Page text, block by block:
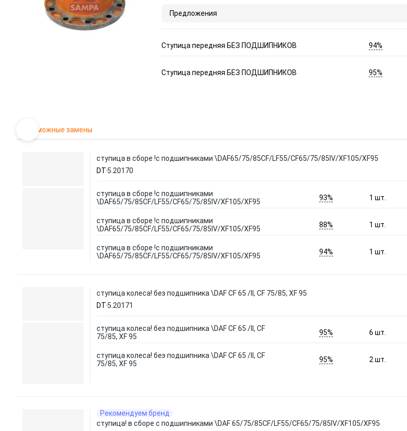
Предложения
Ступица передняя БЕЗ ПОДШИПНИКОВ 94%
Ступица передняя БЕЗ ПОДШИПНИКОВ 95%
Возможные замены
ступица в сборе !с подшипниками \DAF65/75/85CF/LF55/CF65/75/85IV/XF105/XF95
DT 5.20170
ступица в сборе !с подшипниками
\DAF65/75/85CF/LF55/CF65/75/85IV/XF105/XF95
93% 1шт.
ступица в сборе !с подшипниками
\DAF65/75/85CF/LF55/CF65/75/85IV/XF105/XF95
88% 1шт.
ступица в сборе !с подшипниками
\DAF65/75/85CF/LF55/CF65/75/85IV/XF105/XF95
94% 1шт.
ступица колеса! без подшипника \DAF CF 65 /II, CF 75/85, XF 95
DT 5.20171
ступица колеса! без подшипника \DAF CF 65 /II, CF
75/85, XF 95
95% 6шт.
ступица колеса! без подшипника \DAF CF 65 /II, CF
75/85, XF 95
95% 2шт.
Рекомендуем бренд
ступица! в сборе с подшипниками \DAF 65/75/85CF/LF55/CF65/75/85IV/XF105/XF95